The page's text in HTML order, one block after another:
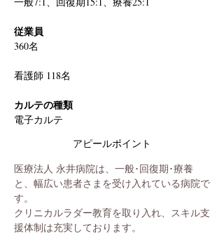
従業員
360名
看護師 118名
カルテの種類
電子カルテ
アピールポイント
医療法人 永井病院は、一般･回復期･療養
と、幅広い患者さまを受け入れている病院で
す。
クリニカルラダー教育を取り入れ、スキル支
援体制は充実しております。